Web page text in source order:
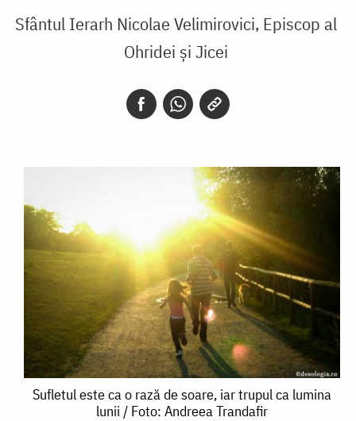
Sfântul Ierarh Nicolae Velimirovici, Episcop al
Ohridei și Jicei
Sufletul
Sufletul este ca o rază de soare, iar trupul ca lumina
lunii / Foto: Andreea Trandafir